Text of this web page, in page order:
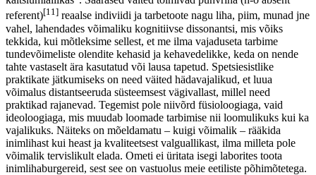
referent)[11] reaalse indiviidi ja tarbetoote nagu liha, piim, munad jne
vahel, lahendades võimaliku kognitiivse dissonantsi, mis võiks
tekkida, kui mõtleksime sellest, et me ilma vajaduseta tarbime
tundevõimeliste olendite kehasid ja kehavedelikke, keda on nende
tahte vastaselt ära kasutatud või lausa tapetud. Spetsiesistlike
praktikate jätkumiseks on need väited hädavajalikud, et luua
võimalus distantseeruda süsteemsest vägivallast, millel need
praktikad rajanevad. Tegemist pole niivõrd füsioloogiaga, vaid
ideoloogiaga, mis muudab loomade tarbimise nii loomulikuks kui ka
vajalikuks. Näiteks on mõeldamatu – kuigi võimalik – rääkida
inimlihast kui heast ja kvaliteetsest valguallikast, ilma milleta pole
võimalik tervislikult elada. Ometi ei üritata isegi laborites toota
inimlihaburgereid, sest see on vastuolus meie eetiliste põhimõtetega.